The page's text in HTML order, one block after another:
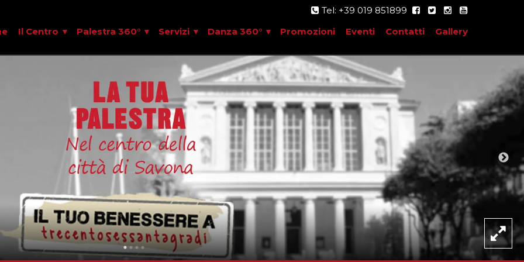
Tel: +39 019 851899
Il Centro Palestra 360° Servizi Danza 360° Promozioni Eventi Contatti Gallery